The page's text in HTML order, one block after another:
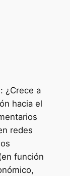
¿Crece a
hacia el
redes
función